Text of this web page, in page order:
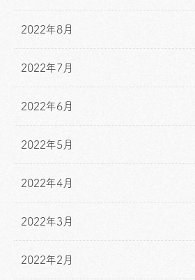
2022年8月
2022年7月
2022年6月
2022年5月
2022年4月
2022年3月
2022年2月